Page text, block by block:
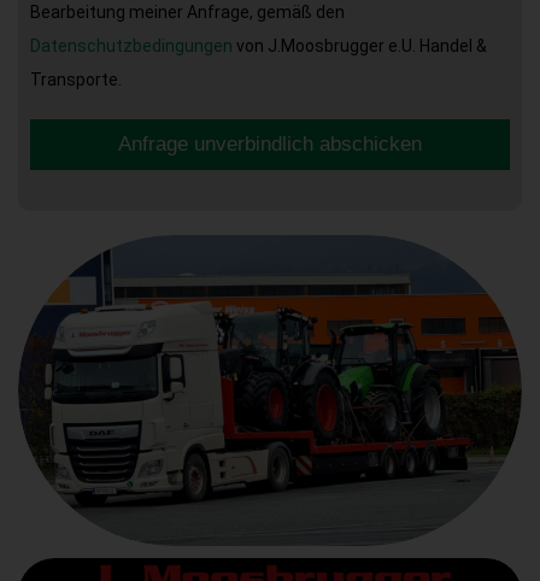
Bearbeitung meiner Anfrage, gemäß den
Datenschutzbedingungen von J.Moosbrugger e.U. Handel &
Transporte.
Anfrage unverbindlich abschicken